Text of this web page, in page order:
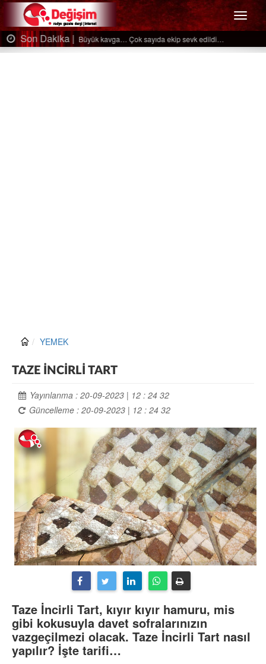
Menü
Son Dakika |Ağaçtan düştü…
YEMEK
TAZE İNCİRLİ TART
Yayınlanma : 20-09-2023 | 12 : 24 32
Güncelleme : 20-09-2023 | 12 : 24 32
Taze İncirli Tart, kıyır kıyır hamuru, mis
gibi kokusuyla davet sofralarınızın
vazgeçilmezi olacak. Taze İncirli Tart nasıl
yapılır? İşte tarifi…